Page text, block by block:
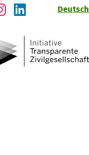
Deutsch